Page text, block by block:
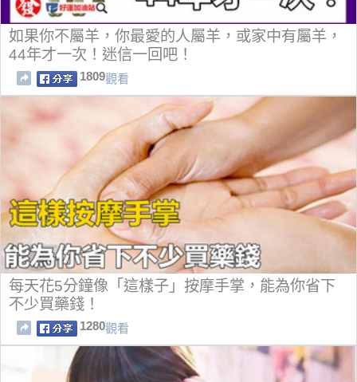
如果你不屬羊，你最愛的人屬羊，或家中有屬羊，
44年才一次！迷信一回吧！
1809觀看
每天花5分鐘像「這樣子」按摩手掌，能為你省下
不少買藥錢！
1280觀看